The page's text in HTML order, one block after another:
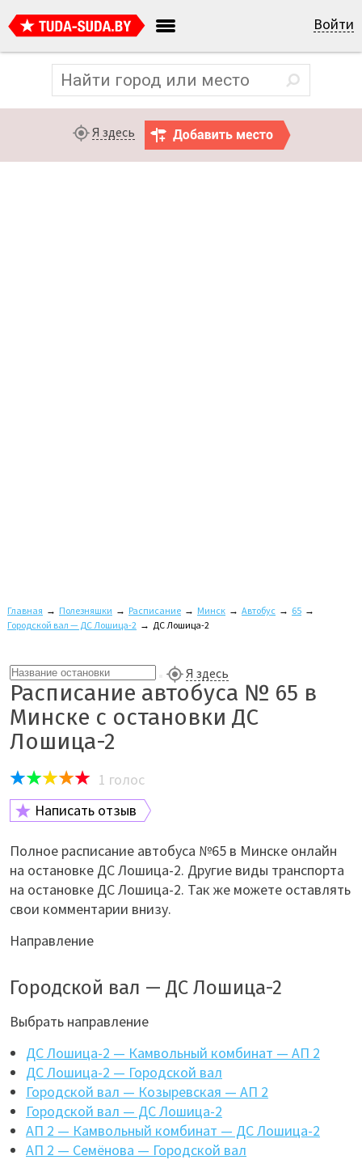
Войти
Я здесь
Главная → Полезняшки → Расписание → Минск → Автобус → 65 →
Городской вал — ДС Лошица-2 → ДС Лошица-2
Я здесь
Расписание автобуса № 65 в
Минске с остановки ДС
Лошица-2
1 голос
Написать отзыв
Полное расписание автобуса №65 в Минске онлайн
на остановке ДС Лошица-2. Другие виды транспорта
на остановке ДС Лошица-2. Так же можете оставлять
свои комментарии внизу.
Направление
Городской вал — ДС Лошица-2
Выбрать направление
ДС Лошица-2 — Камвольный комбинат — АП 2
ДС Лошица-2 — Городской вал
Городской вал — Козыревская — АП 2
Городской вал — ДС Лошица-2
АП 2 — Камвольный комбинат — ДС Лошица-2
АП 2 — Семёнова — Городской вал